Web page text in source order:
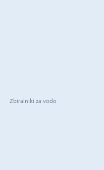
Zbiralniki za vodo